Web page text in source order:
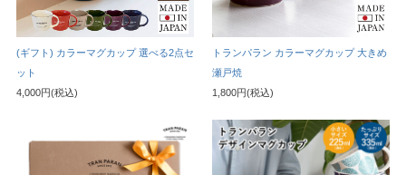
(ギフト) カラーマグカップ 選べる2点セ
ット
4,000円(税込)
トランパラン カラーマグカップ 大きめ
瀬戸焼
1,800円(税込)